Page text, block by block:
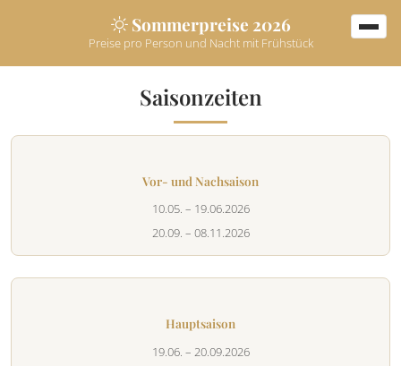
Sommerpreise 2026
Preise pro Person und Nacht mit Frühstück
Saisonzeiten
Vor- und Nachsaison
10.05. – 19.06.2026
20.09. – 08.11.2026
Hauptsaison
19.06. – 20.09.2026